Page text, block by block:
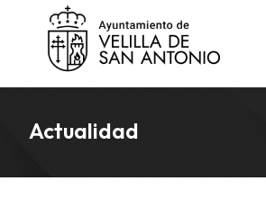
Actualidad